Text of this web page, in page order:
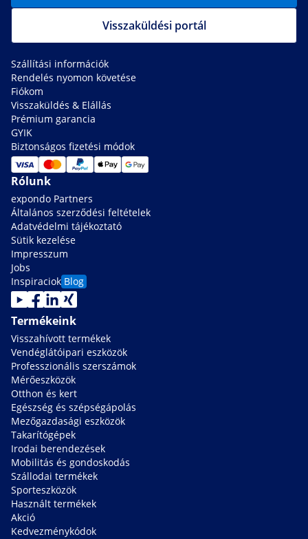
Visszaküldési portál
Szállítási információk
Rendelés nyomon követése
Fiókom
Visszaküldés & Elállás
Prémium garancia
GYIK
Biztonságos fizetési módok
Rólunk
expondo Partners
Általános szerződési feltételek
Adatvédelmi tájékoztató
Sütik kezelése
Impresszum
Jobs
Inspiraciok Blog
Termékeink
Visszahívott termékek
Vendéglátóipari eszközök
Professzionális szerszámok
Mérőeszközök
Otthon és kert
Egészség és szépségápolás
Mezőgazdasági eszközök
Takarítógépek
Irodai berendezések
Mobilitás és gondoskodás
Szállodai termékek
Sporteszközök
Használt termékek
Akció
Kedvezménykódok